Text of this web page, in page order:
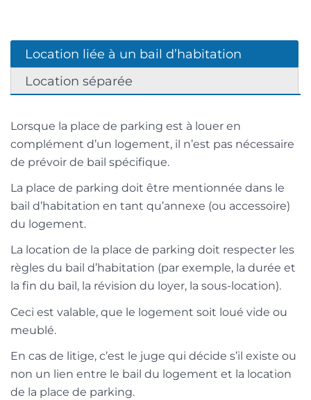
Location liée à un bail d’habitation
Location séparée
Lorsque la place de parking est à louer en
complément d’un logement, il n’est pas nécessaire
de prévoir de bail spécifique.
La place de parking doit être mentionnée dans le
bail d’habitation en tant qu’annexe (ou accessoire)
du logement.
La location de la place de parking doit respecter les
règles du bail d’habitation (par exemple, la durée et
la fin du bail, la révision du loyer, la sous-location).
Ceci est valable, que le logement soit loué vide ou
meublé.
En cas de litige, c’est le juge qui décide s’il existe ou
non un lien entre le bail du logement et la location
de la place de parking.